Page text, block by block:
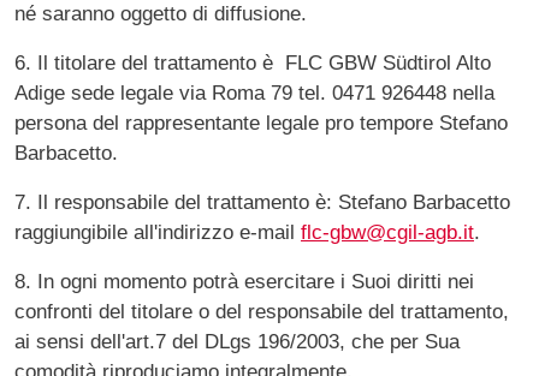
né saranno oggetto di diffusione.
6. Il titolare del trattamento è FLC GBW Südtirol Alto
Adige sede legale via Roma 79 tel. 0471 926448 nella
persona del rappresentante legale pro tempore Stefano
Barbacetto.
7. Il responsabile del trattamento è: Stefano Barbacetto
raggiungibile all'indirizzo e-mail flc-gbw@cgil-agb.it.
8. In ogni momento potrà esercitare i Suoi diritti nei
confronti del titolare o del responsabile del trattamento,
ai sensi dell'art.7 del DLgs 196/2003, che per Sua
comodità riproduciamo integralmente.